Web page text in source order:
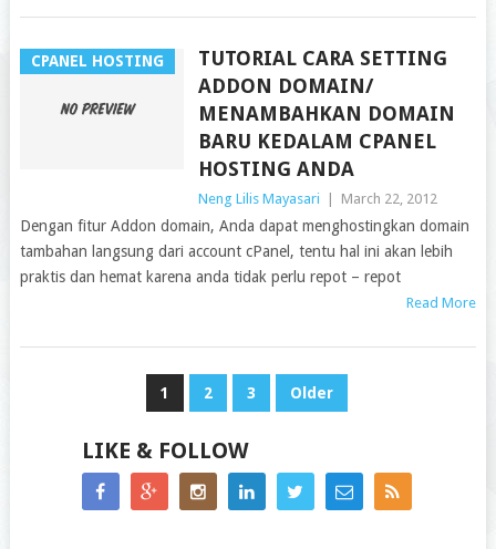
CPANEL HOSTING
TUTORIAL CARA SETTING
ADDON DOMAIN/
MENAMBAHKAN DOMAIN
BARU KEDALAM CPANEL
HOSTING ANDA
Neng Lilis Mayasari March 22, 2012
Dengan fitur Addon domain, Anda dapat menghostingkan domain
tambahan langsung dari account cPanel, tentu hal ini akan lebih
praktis dan hemat karena anda tidak perlu repot – repot
Read More
1 2 3 Older
LIKE & FOLLOW